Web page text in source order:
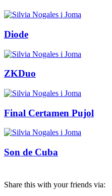
Diode
ZKDuo
Final Certamen Pujol
Son de Cuba
Share this with your friends via: